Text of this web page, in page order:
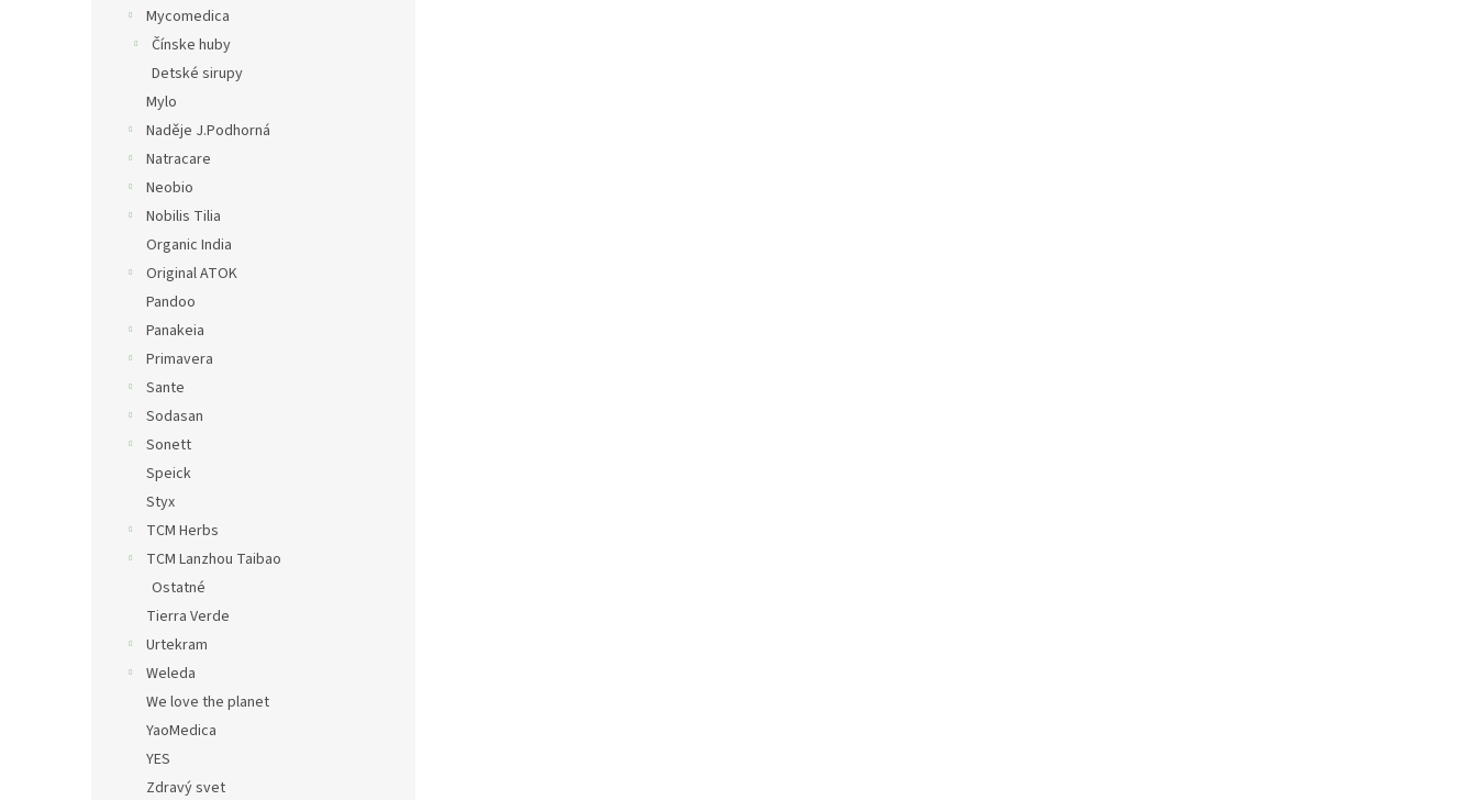
Mycomedica
Čínske huby
Detské sirupy
Mylo
Naděje J.Podhorná
Natracare
Neobio
Nobilis Tilia
Organic India
Original ATOK
Pandoo
Panakeia
Primavera
Sante
Sodasan
Sonett
Speick
Styx
TCM Herbs
TCM Lanzhou Taibao
Ostatné
Tierra Verde
Urtekram
Weleda
We love the planet
YaoMedica
YES
Zdravý svet